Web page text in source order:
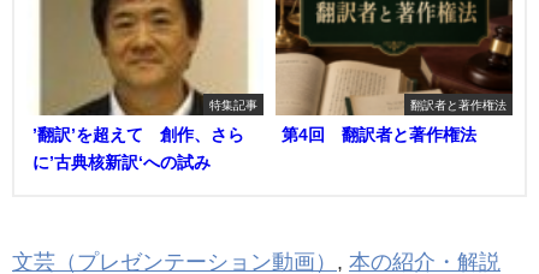
特集記事
’翻訳’を超えて 創作、さら
に’古典核新訳‘への試み
翻訳者と著作権法
第4回 翻訳者と著作権法
文芸（プレゼンテーション動画）
本の紹介・解説